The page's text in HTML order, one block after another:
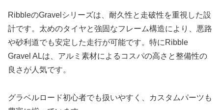
RibbleのGravelシリーズは、耐久性と走破性を重視した設
計です。太めのタイヤと強固なフレーム構造により、悪路
や砂利道でも安定した走行が可能です。特にRibble
Gravel ALは、アルミ素材によるコスパの高さと整備性の
良さが人気です。
グラベルロード初心者でも扱いやすく、カスタムパーツも